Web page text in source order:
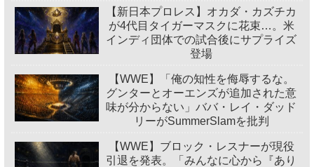
【新日本プロレス】オカダ・カズチカ
が4代目タイガーマスクに花束…。米
インディ団体での試合後にサプライズ
登場
【WWE】「俺の知性を侮辱するな。
グンターとオーエンズが追加された意
味が分からない」ババ・レイ・ダッド
リーがSummerSlamを批判
【WWE】ブロック・レスナーが現役
引退を発表。「みんなに心から『あり